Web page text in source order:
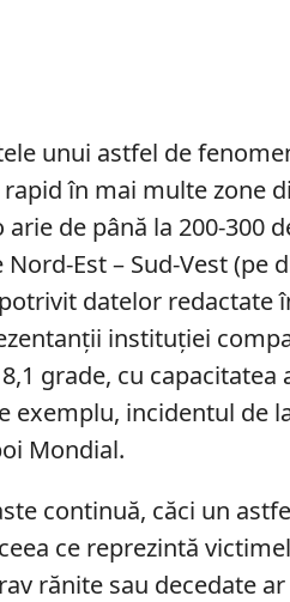
unui astfel de
în mai multe zone
de până la 200-300
Est – Sud-Vest (pe
datelor redactate
instituției
grade, cu capacitatea
exemplu, incidentul de
Mondial.
continuă, căci un
ce reprezintă
rănite sau decedate